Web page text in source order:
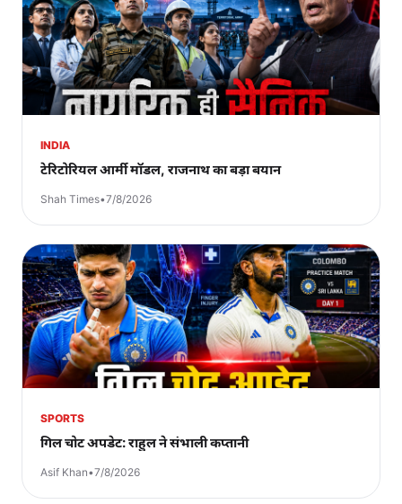
INDIA
टेरिटोरियल आर्मी मॉडल, राजनाथ का बड़ा बयान
Shah Times•7/8/2026
SPORTS
गिल चोट अपडेट: राहुल ने संभाली कप्तानी
Asif Khan•7/8/2026